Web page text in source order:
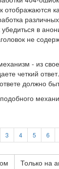
отображаются
в
не
- из
четкий
должно
3 4 5 6
Только на